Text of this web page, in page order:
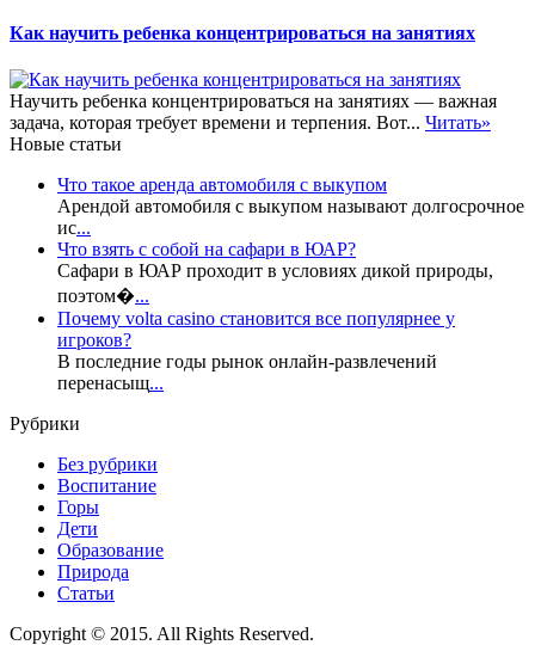
Как научить ребенка концентрироваться на занятиях
Научить ребенка концентрироваться на занятиях — важная
задача, которая требует времени и терпения. Вот... Читать»
Новые статьи
Что такое аренда автомобиля с выкупом
Арендой автомобиля с выкупом называют долгосрочное
ис...
Что взять с собой на сафари в ЮАР?
Сафари в ЮАР проходит в условиях дикой природы,
поэтом�...
Почему volta casino становится все популярнее у
игроков?
В последние годы рынок онлайн-развлечений
перенасыщ...
Рубрики
Без рубрики
Воспитание
Горы
Дети
Образование
Природа
Статьи
Copyright © 2015. All Rights Reserved.